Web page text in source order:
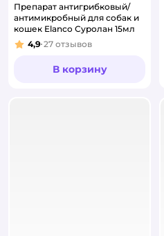
Препарат антигрибковый/
антимикробный для собак и
кошек Elanco Суролан 15мл
Рейтинг:
4,9 27 отзывов
В корзину